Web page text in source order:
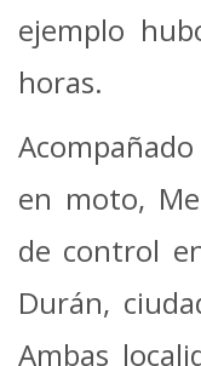
ejemplo
horas.
en moto,
de control
Durán,
Ambas